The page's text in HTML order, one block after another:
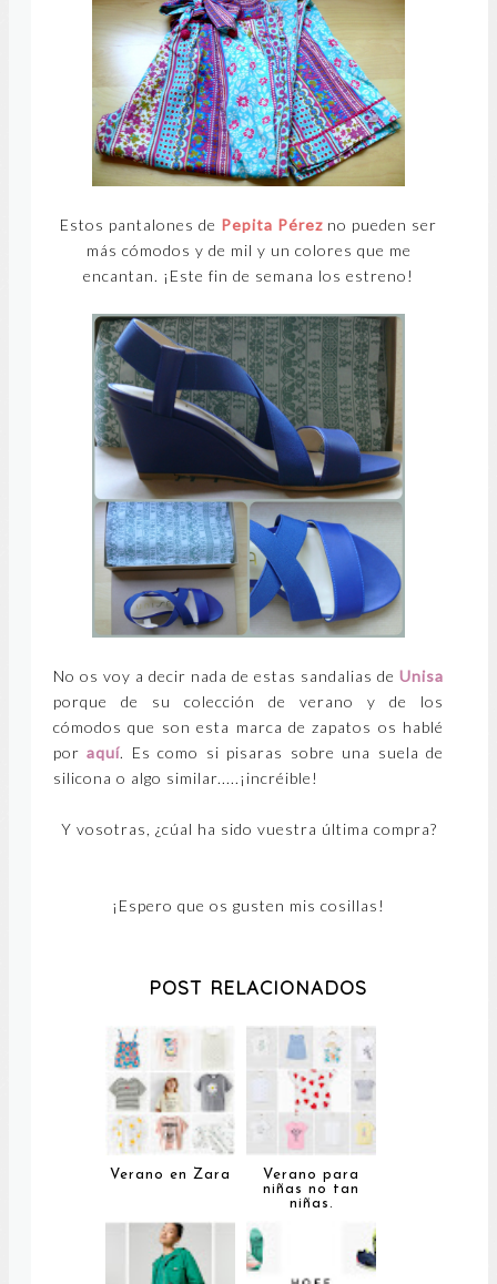
Estos pantalones de Pepita Pérez no pueden ser
más cómodos y de mil y un colores que me
encantan. ¡Este fin de semana los estreno!
No os voy a decir nada de estas sandalias de Unisa
porque de su colección de verano y de los
cómodos que son esta marca de zapatos os hablé
poraquí. Es como si pisaras sobre una suela de
silicona o algo similar.....¡incréible!
Y vosotras, ¿cúal ha sido vuestra última compra?
¡Espero que os gusten mis cosillas!
POST RELACIONADOS
Verano en Zara
Verano para
niñas no tan
niñas.